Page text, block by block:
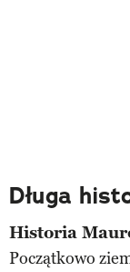
Długa
Historia
Początkowo